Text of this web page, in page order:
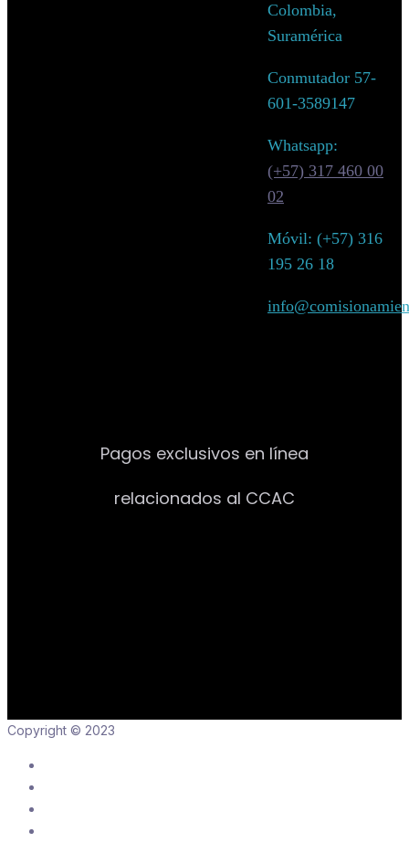
Colombia,
Suramérica
Conmutador 57-
601-3589147
Whatsapp:
(+57) 317 460 00
02
Móvil: (+57) 316
195 26 18
Pagos exclusivos en línea
relacionados al CCAC
Copyright © 2023